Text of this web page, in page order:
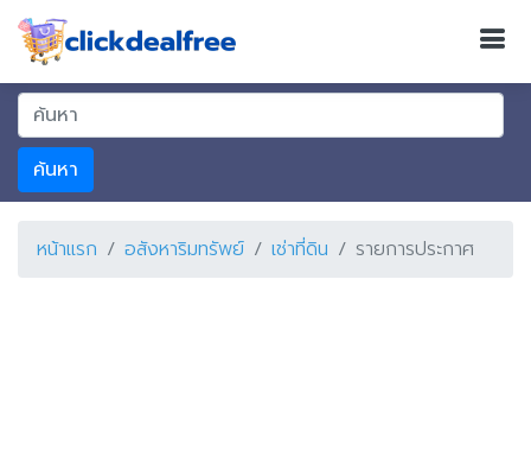
ค้นหา
หน้าแรก อสังหาริมทรัพย์ เช่าที่ดิน รายการประกาศ